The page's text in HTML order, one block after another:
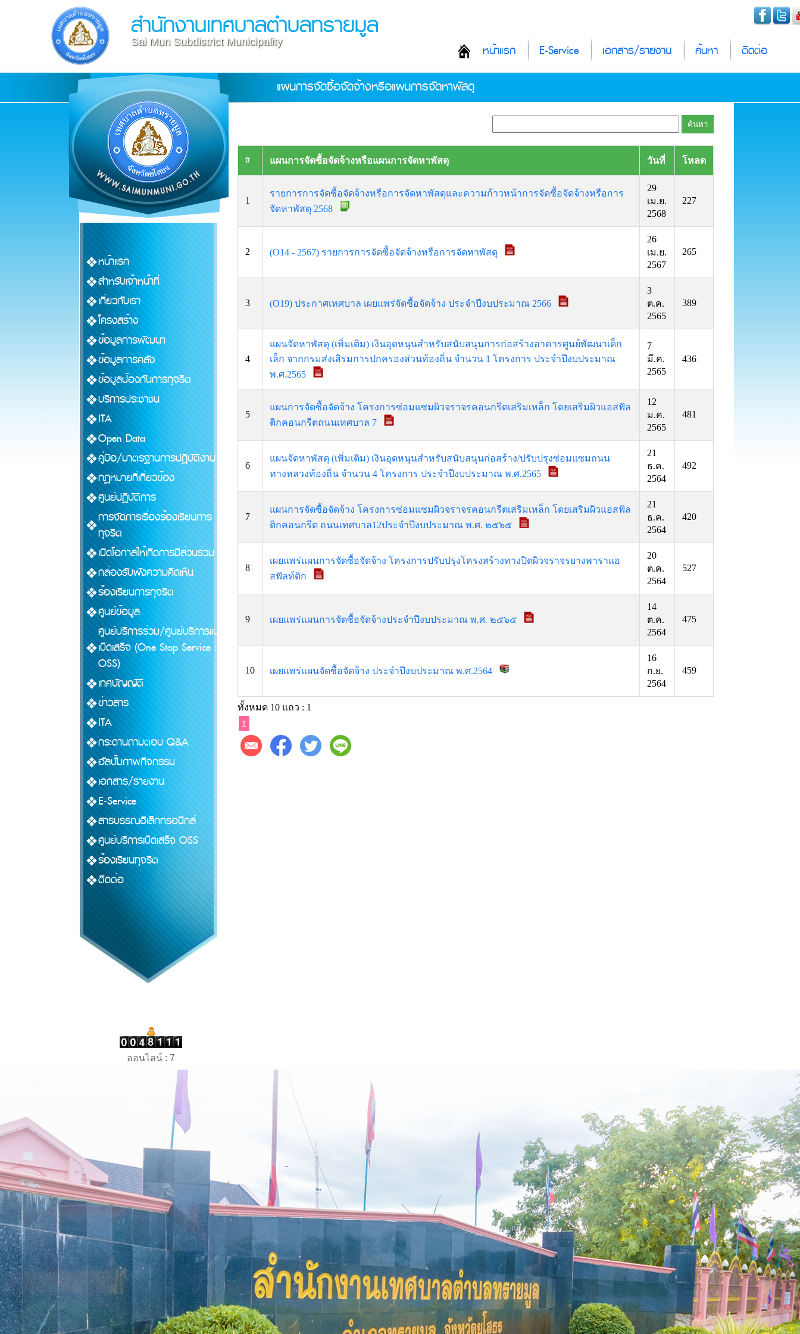
สำนักงานเทศบาลตำบลทรายมูล
Sai Mun Subdistrict Municipality
หน้าแรก E-Service เอกสาร/รายงาน ค้นหา ติดต่อ
แผนการจัดซื้อจัดจ้างหรือแผนการจัดหาพัสดุ
หน้าแรก
สำหรับเจ้าหน้าที่
เกี่ยวกับเรา
โครงสร้าง
ข้อมูลการพัฒนา
ข้อมูลการคลัง
ข้อมูลป้องกันการทุจริต
บริการประชาชน
ITA
Open Data
คู่มือ/มาตรฐานการปฏิบัติงาน
กฎหมายที่เกี่ยวข้อง
ศูนย์ปฏิบัติการ
การจัดการเรื่องร้องเรียนการ
ทุจริต
เปิดโอกาสให้เกิดการมีส่วนร่วม
กล่องรับฟังความคิดเห็น
ร้องเรียนการทุจริต
ศูนย์ข้อมูล
ศูนย์บริการร่วม/ศูนย์บริการแบบ
เบ็ดเสร็จ (One Stop Service :
OSS)
เทศบัญญัติ
ข่าวสาร
ITA
กระดานถามตอบ Q&A
อัลบั้มภาพกิจกรรม
เอกสาร/รายงาน
E-Service
สารบรรณอิเล็กทรอนิกส์
ศูนย์บริการเบ็ดเสร็จ OSS
ร้องเรียนทุจริต
ติดต่อ
ออนไลน์ : 7
# แผนการจัดซื้อจัดจ้างหรือแผนการจัดหาพัสดุ วันที่ โหลด
1
รายการการจัดซื้อจัดจ้างหรือการจัดหาพัสดุและความก้าวหน้าการจัดซื้อจัดจ้างหรือการ
จัดหาพัสดุ 2568
29
เม.ย.
2568
227
2 (O14 - 2567) รายการการจัดซื้อจัดจ้างหรือการจัดหาพัสดุ
26
เม.ย.
2567
265
3 (O19) ประกาศเทศบาล เผยแพร่จัดซื้อจัดจ้าง ประจำปีงบประมาณ 2566
3
ต.ค.
2565
389
4
แผนจัดหาพัสดุ (เพิ่มเติม) เงินอุดหนุนสำหรับสนับสนุนการก่อสร้างอาคารศูนย์พัฒนาเด็ก
เล็ก จากกรมส่งเสิรมการปกครองส่วนท้องถิ่น จำนวน 1 โครงการ ประจำปีงบประมาณ
พ.ศ.2565
7
มี.ค.
2565
436
5
แผนการจัดซื้อจัดจ้าง โครงการซ่อมแซมผิวจราจรคอนกรีตเสริมเหล็ก โดยเสริมผิวแอสฟัล
ติกคอนกรีตถนนเทศบาล 7
12
ม.ค.
2565
481
6
แผนจัดหาพัสดุ (เพิ่มเติม) เงินอุดหนุนสำหรับสนับสนุนก่อสร้าง/ปรับปรุงซ่อมแซมถนน
ทางหลวงท้องถิ่น จำนวน 4 โครงการ ประจำปีงบประมาณ พ.ศ.2565
21
ธ.ค.
2564
492
7
แผนการจัดซื้อจัดจ้าง โครงการซ่อมแซมผิวจราจรคอนกรีตเสริมเหล็ก โดยเสริมผิวแอสฟัล
ติกคอนกรีต ถนนเทศบาล12ประจำปีงบประมาณ พ.ศ. ๒๕๖๕
21
ธ.ค.
2564
420
8
เผยแพร่แผนการจัดซื้อจัดจ้าง โครงการปรับปรุงโครงสร้างทางปิดผิวจราจรยางพาราแอ
สฟัลท์ติก
20
ต.ค.
2564
527
9 เผยแพร่แผนการจัดซื้อจัดจ้างประจำปีงบประมาณ พ.ศ. ๒๕๖๕
14
ต.ค.
2564
475
10 เผยแพร่แผนจัดซื้อจัดจ้าง ประจำปีงบประมาณ พ.ศ.2564
16
ก.ย.
2564
459
ทั้งหมด 10 แถว : 1
1